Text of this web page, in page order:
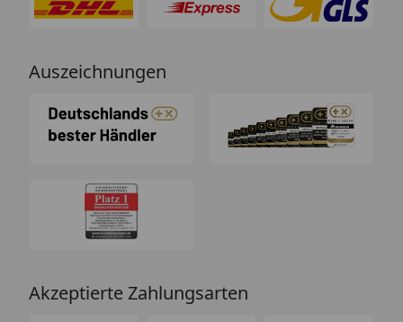
Auszeichnungen
Akzeptierte Zahlungsarten